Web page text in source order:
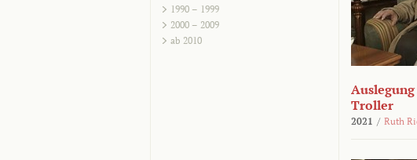
1990 – 1999
2000 – 2009
ab 2010
Troller
2021 / Ruth